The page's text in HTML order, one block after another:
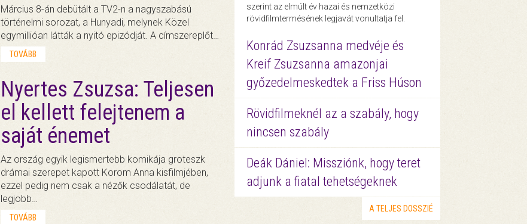
Március 8-án debütált a TV2-n a nagyszabású
történelmi sorozat, a Hunyadi, melynek Közel
egymillióan látták a nyitó epizódját. A címszereplőt…
TOVÁBB
Nyertes Zsuzsa: Teljesen
el kellett felejtenem a
saját énemet
Az ország egyik legismertebb komikája groteszk
drámai szerepet kapott Korom Anna kisfilmjében,
ezzel pedig nem csak a nézők csodálatát, de
legjobb…
TOVÁBB
szerint az elmúlt év hazai és nemzetközi
rövidfilmtermésének legjavát vonultatja fel.
Konrád Zsuzsanna medvéje és
Kreif Zsuzsanna amazonjai
győzedelmeskedtek a Friss Húson
Rövidfilmeknél az a szabály, hogy
nincsen szabály
Deák Dániel: Missziónk, hogy teret
adjunk a fiatal tehetségeknek
A TELJES DOSSZIÉ